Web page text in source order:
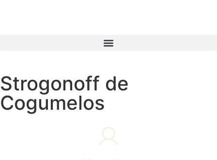
Strogonoff de
Cogumelos